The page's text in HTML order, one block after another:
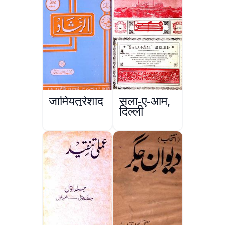
जामियतुर्रशाद सला-ए-आम,
दिल्ली